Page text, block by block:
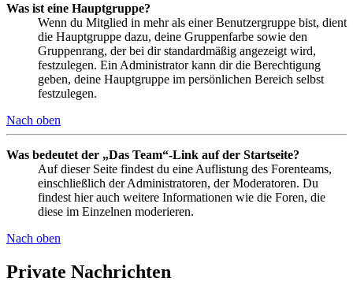
Was ist eine Hauptgruppe?
Wenn du Mitglied in mehr als einer Benutzergruppe bist, dient
die Hauptgruppe dazu, deine Gruppenfarbe sowie den
Gruppenrang, der bei dir standardmäßig angezeigt wird,
festzulegen. Ein Administrator kann dir die Berechtigung
geben, deine Hauptgruppe im persönlichen Bereich selbst
festzulegen.
Nach oben
Was bedeutet der „Das Team“-Link auf der Startseite?
Auf dieser Seite findest du eine Auflistung des Forenteams,
einschließlich der Administratoren, der Moderatoren. Du
findest hier auch weitere Informationen wie die Foren, die
diese im Einzelnen moderieren.
Nach oben
Private Nachrichten